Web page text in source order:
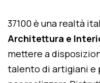
37100 è una realtà
Architettura e
mettere a
talento di artigiani e